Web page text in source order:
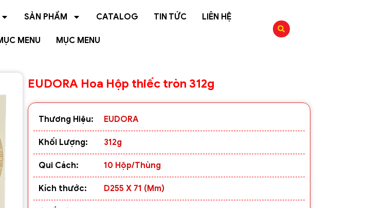
SẢN PHẨM CATALOG TIN TỨC LIÊN HỆ
MENU MỤC MENU
EUDORA Hoa Hộp thiếc tròn 312g
Thương Hiệu: EUDORA
Khối Lượng: 312g
Qui Cách: 10 Hộp/thùng
Kích thước: D255 X 71 (mm)